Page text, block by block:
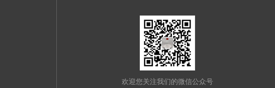
欢迎您关注我们的微信公众号